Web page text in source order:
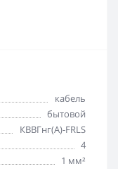
кабель
бытовой
КВВГнг(А)-FRLS
4
1 мм²